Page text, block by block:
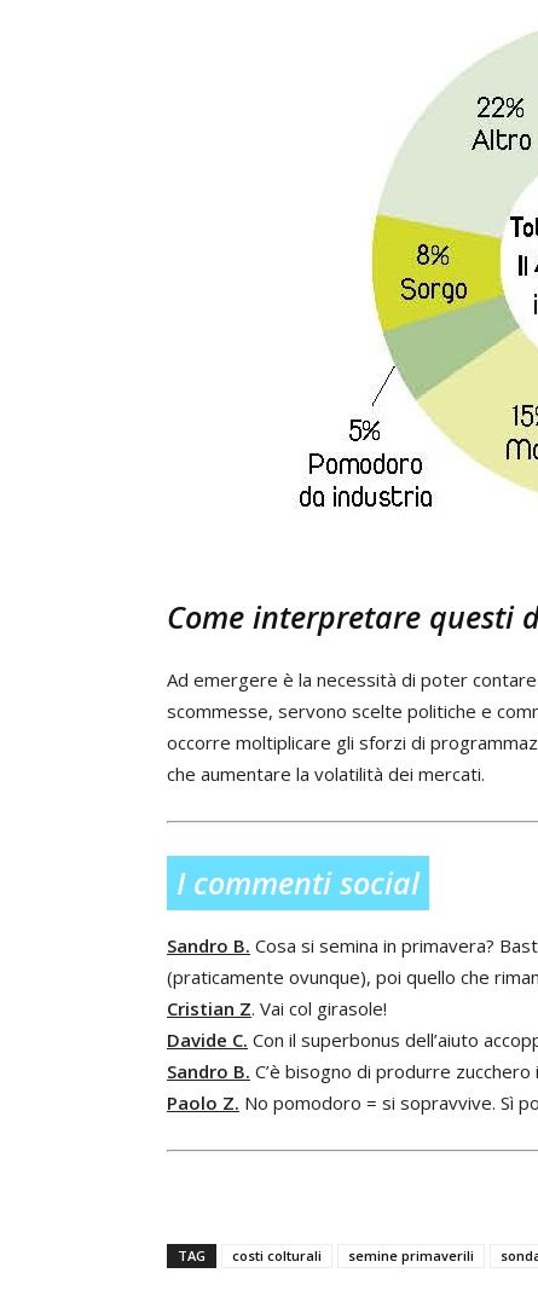
Come interpretare questi
Ad emergere è la necessità di poter
scommesse, servono scelte politiche e
occorre moltiplicare gli sforzi di
che aumentare la volatilità dei mercati.
I commenti social
Sandro B. Cosa si semina in primavera?
(praticamente ovunque), poi quello che
Cristian Z. Vai col girasole!
Davide C. Con il superbonus dell’aiuto
Sandro B. C’è bisogno di produrre zucchero
Paolo Z. No pomodoro = si sopravvive. Sì
TAG costi colturali semine primaverili